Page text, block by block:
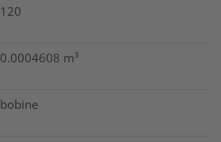
120
0.0004608 m³
bobine